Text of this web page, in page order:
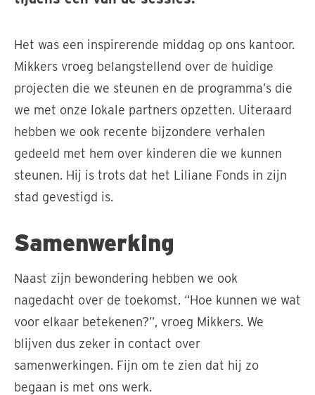
Het was een inspirerende middag op ons kantoor.
Mikkers vroeg belangstellend over de huidige
projecten die we steunen en de programma’s die
we met onze lokale partners opzetten. Uiteraard
hebben we ook recente bijzondere verhalen
gedeeld met hem over kinderen die we kunnen
steunen. Hij is trots dat het Liliane Fonds in zijn
stad gevestigd is.
Samenwerking
Naast zijn bewondering hebben we ook
nagedacht over de toekomst. “Hoe kunnen we wat
voor elkaar betekenen?”, vroeg Mikkers. We
blijven dus zeker in contact over
samenwerkingen. Fijn om te zien dat hij zo
begaan is met ons werk.